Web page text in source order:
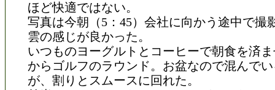
ほど快適ではない。
写真は今朝（5：45）会社に向かう途中で撮
雲の感じが良かった。
いつものヨーグルトとコーヒーで朝食を済
からゴルフのラウンド。お盆なので混んで
が、割りとスムースに回れた。